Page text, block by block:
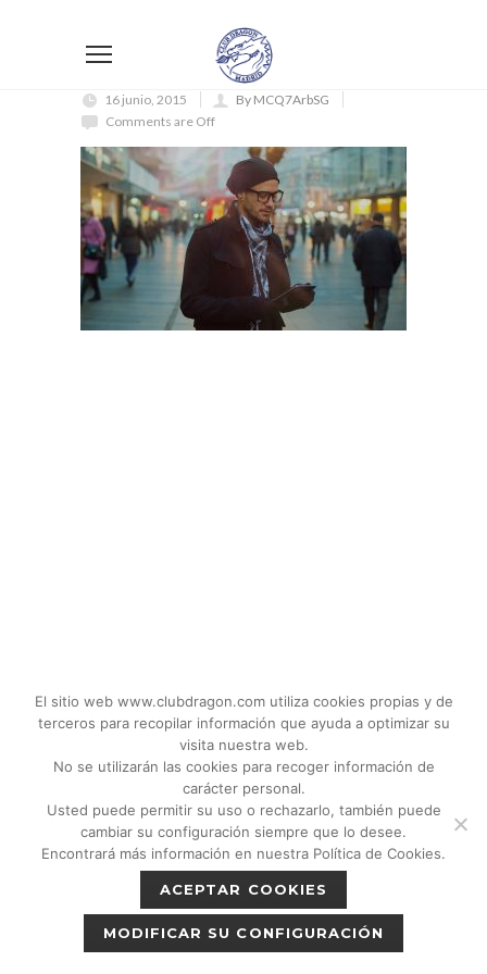
16 junio, 2015
By MCQ7ArbSG
Comments are Off
© 2018 - 2026 CLUB DRAGON MADRID |
C/Don Quijote, 5 Semisotano. Madrid (28020)
Política de privacidad|Política de cookies
El sitio web www.clubdragon.com utiliza cookies propias y de
terceros para recopilar información que ayuda a optimizar su
visita nuestra web.
No se utilizarán las cookies para recoger información de
carácter personal.
Usted puede permitir su uso o rechazarlo, también puede
cambiar su configuración siempre que lo desee.
Encontrará más información en nuestra Política de Cookies.
ACEPTAR COOKIES
MODIFICAR SU CONFIGURACIÓN